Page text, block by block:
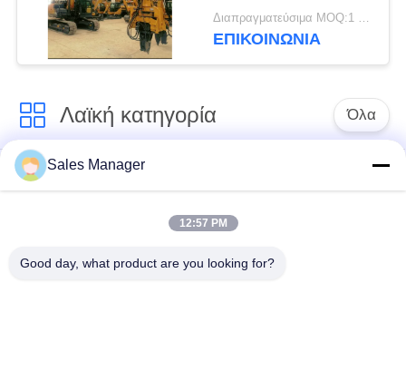
Vibro Drive
εκσκαφέων σφυρί
Διαπραγματεύσιμα MOQ:1 σύνολο
ΕΠΙΚΟΙΝΩΝΙΑ
Λαϊκή κατηγορία Όλα
υδραυλικών
πασσάλων
συναρμολογημένα
σωρό πρόγραμμα
Sales Manager
12:57 PM
Good day, what product are you looking for?